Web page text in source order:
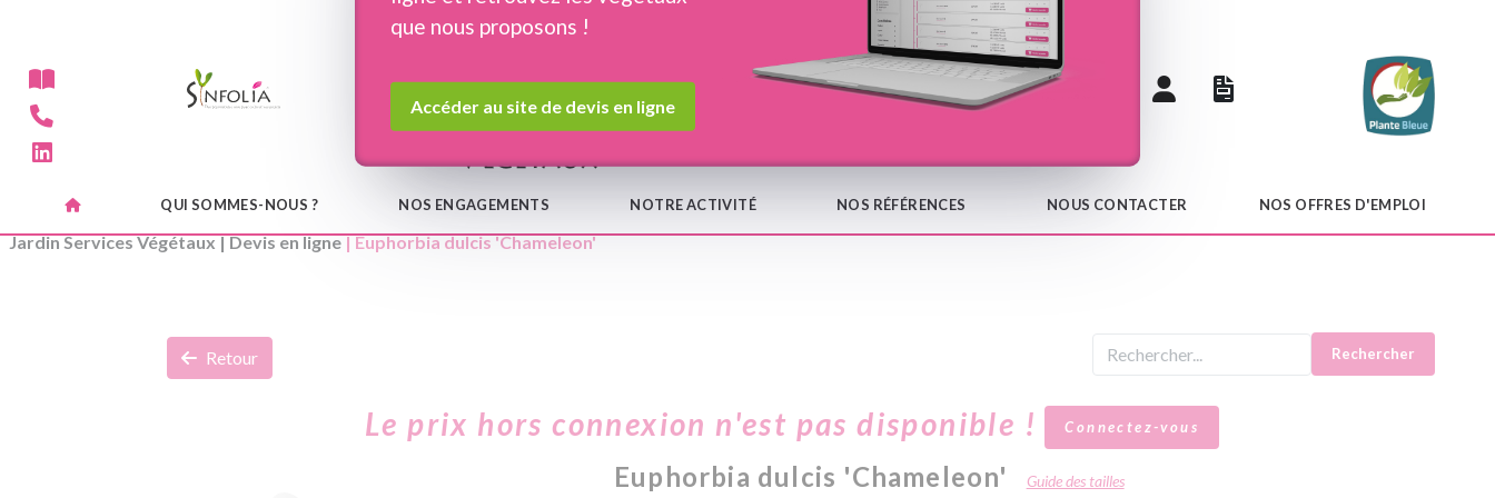
Devis en ligne Notre catalogue
QUI SOMMES-NOUS ? NOS ENGAGEMENTS NOTRE ACTIVITÉ NOS RÉFÉRENCES NOUS CONTACTER NOS OFFRES D'EMPLOI
que nous proposons !
Accéder au site de devis en ligne
Jardin Services Végétaux|Devis en ligne| Euphorbia dulcis 'Chameleon'
Retour Rechercher
Le prix hors connexion n'est pas disponible ! Connectez-vous
Euphorbia dulcis 'Chameleon' Guide des tailles